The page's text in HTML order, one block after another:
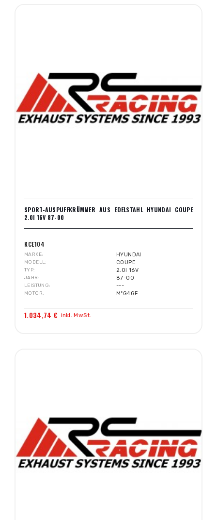
SPORT-AUSPUFFKRÜMMER AUS EDELSTAHL HYUNDAI COUPE
2.0I 16V 87-00
KCE104
MARKE HYUNDAI
MODELL COUPE
TYP 2.0I 16V
JAHR 87-00
LEISTUNG ---
MOTOR MºG4GF
1.034,74 € inkl. MwSt.